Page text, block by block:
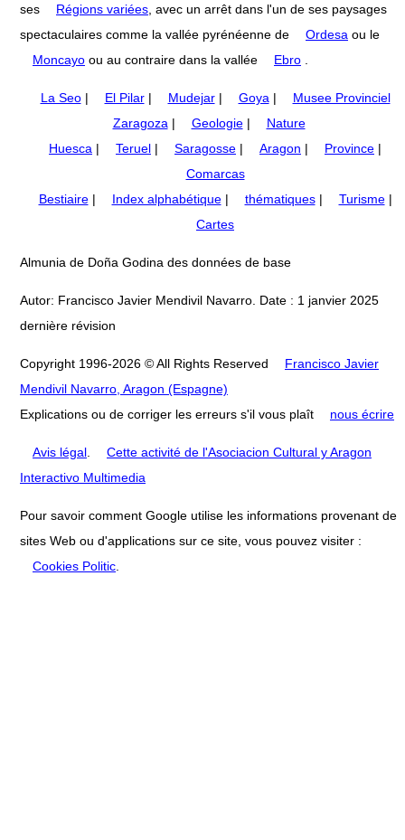
ses
Régions variées , avec un arrêt dans l'un de ses paysages
spectaculaires comme la vallée pyrénéenne de
Ordesa ou le
Moncayo ou au contraire dans la vallée Ebro
La Seo| El Pilar| Mudejar| Goya |
Musee Provinciel
Zaragoza | Geologie|
Nature
Huesca | Teruel | Saragosse | Aragon | Province |
Comarcas
Bestiaire| Index alphabétique| thématiques| Turisme|
Cartes
Almunia de Doña Godina des données de base
Autor: Francisco Javier Mendivil Navarro. Date : 1 janvier 2025
dernière révision
Copyright 1996-2026 © All Rights Reserved
Francisco Javier
Mendivil Navarro, Aragon (Espagne)
Explications ou de corriger les erreurs s'il vous plaît
nous écrire
Avis légal
Cette activité de l'Asociacion Cultural y Aragon
Interactivo Multimedia
Pour savoir comment Google utilise les informations provenant de
sites Web ou d'applications sur ce site, vous pouvez visiter :
Cookies Politic